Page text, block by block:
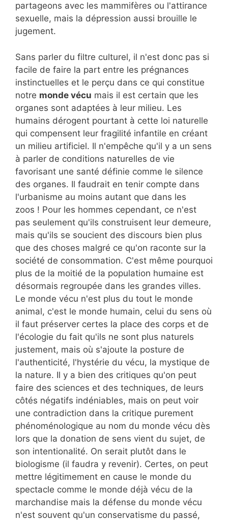
partageons avec les mammifères ou l'attirance
sexuelle, mais la dépression aussi brouille le
jugement.
Sans parler du filtre culturel, il n'est donc pas si
facile de faire la part entre les prégnances
instinctuelles et le perçu dans ce qui constitue
notre monde vécu mais il est certain que les
organes sont adaptées à leur milieu. Les
humains dérogent pourtant à cette loi naturelle
qui compensent leur fragilité infantile en créant
un milieu artificiel. Il n'empêche qu'il y a un sens
à parler de conditions naturelles de vie
favorisant une santé définie comme le silence
des organes. Il faudrait en tenir compte dans
l'urbanisme au moins autant que dans les
zoos ! Pour les hommes cependant, ce n'est
pas seulement qu'ils construisent leur demeure,
mais qu'ils se soucient des discours bien plus
que des choses malgré ce qu'on raconte sur la
société de consommation. C'est même pourquoi
plus de la moitié de la population humaine est
désormais regroupée dans les grandes villes.
Le monde vécu n'est plus du tout le monde
animal, c'est le monde humain, celui du sens où
il faut préserver certes la place des corps et de
l'écologie du fait qu'ils ne sont plus naturels
justement, mais où s'ajoute la posture de
l'authenticité, l'hystérie du vécu, la mystique de
la nature. Il y a bien des critiques qu'on peut
faire des sciences et des techniques, de leurs
côtés négatifs indéniables, mais on peut voir
une contradiction dans la critique purement
phénoménologique au nom du monde vécu dès
lors que la donation de sens vient du sujet, de
son intentionalité. On serait plutôt dans le
biologisme (il faudra y revenir). Certes, on peut
mettre légitimement en cause le monde du
spectacle comme le monde déjà vécu de la
marchandise mais la défense du monde vécu
n'est souvent qu'un conservatisme du passé,